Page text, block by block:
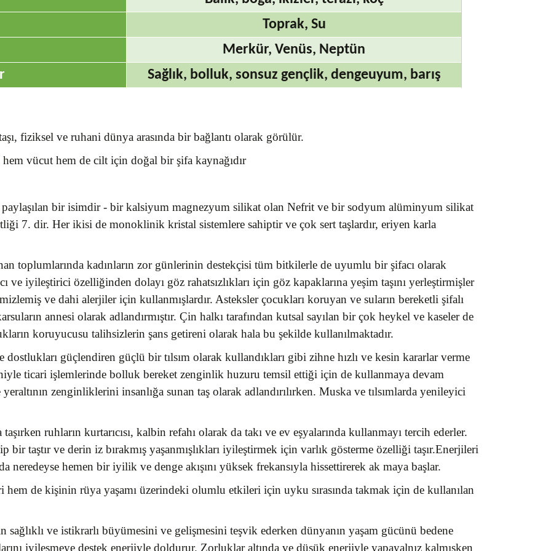
Toprak, Su
Merkür, Venüs, Neptün
Sağlık, bolluk, sonsuz gençlik, dengeuyum, barış
fiziksel ve ruhani dünya arasında bir bağlantı olarak görülür.
vücut hem de cilt için doğal bir şifa kaynağıdır
bir isimdir - bir kalsiyum magnezyum silikat olan Nefrit ve bir sodyum alüminyum silikat
7. dir. Her ikisi de monoklinik kristal sistemlere sahiptir ve çok sert taşlardır, eriyen karla
toplumlarında kadınların zor günlerinin destekçisi tüm bitkilerle de uyumlu bir şifacı olarak
ve iyileştirici özelliğinden dolayı göz rahatsızlıkları için göz kapaklarına yeşim taşını yerleştirmişler
ve dahi alerjiler için kullanmışlardır. Asteksler çocukları koruyan ve suların bereketli şifalı
annesi olarak adlandırmıştır. Çin halkı tarafından kutsal sayılan bir çok heykel ve kaseler de
koruyucusu talihsizlerin şans getireni olarak hala bu şekilde kullanılmaktadır.
güçlendiren güçlü bir tılsım olarak kullandıkları gibi zihne hızlı ve kesin kararlar verme
ticari işlemlerinde bolluk bereket zenginlik huzuru temsil ettiği için de kullanmaya devam
zenginliklerini insanlığa sunan taş olarak adlandırılırken. Muska ve tılsımlarda yenileyici
ruhların kurtarıcısı, kalbin refahı olarak da takı ve ev eşyalarında kullanmayı tercih ederler.
taştır ve derin iz bırakmış yaşanmışlıkları iyileştirmek için varlık gösterme özelliği taşır.Enerjileri
hemen bir iyilik ve denge akışını yüksek frekansıyla hissettirerek ak maya başlar.
de kişinin rüya yaşamı üzerindeki olumlu etkileri için uyku sırasında takmak için de kullanılan
ve istikrarlı büyümesini ve gelişmesini teşvik ederken dünyanın yaşam gücünü bedene
iyileşmeye destek enerjiyle doldurur. Zorluklar altında ve düşük enerjiyle yapayalnız kalmışken